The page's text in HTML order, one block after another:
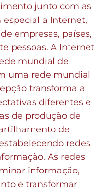
junto com as
especial a Internet,
empresas, países,
pessoas. A Internet
mundial de
uma rede mundial
transforma a
diferentes e
de produção de
de
redes
As redes
informação,
e transformar